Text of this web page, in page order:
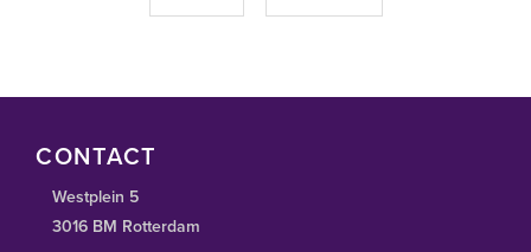
CONTACT
Westplein 5
3016 BM Rotterdam